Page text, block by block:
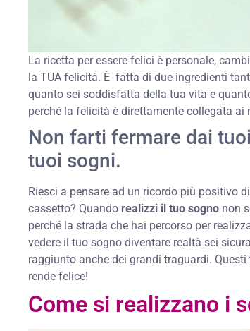
La ricetta per essere felici è personale,
la TUA felicità. È fatta di due ingredienti
quanto sei soddisfatta della tua vita e
perché la felicità è direttamente collegata ai
Non farti fermare dai
tuoi sogni.
Riesci a pensare ad un ricordo più positivo
cassetto? Quando realizzi il tuo sogno non
perché la strada che hai percorso per
vedere il tuo sogno diventare realtà sei
raggiunto anche dei grandi traguardi.
rende felice!
Come si realizzano i